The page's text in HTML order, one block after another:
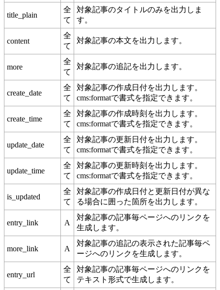
title_plain
全
て
対象記事のタイトルのみを出力しま
す。
content
全
て
対象記事の本文を出力します。
more
全
て
対象記事の追記を出力します。
create_date
全
て
対象記事の作成日付を出力します。
cms:formatで書式を指定できます。
create_time
全
て
対象記事の作成時刻を出力します。
cms:formatで書式を指定できます。
update_date
全
て
対象記事の更新日付を出力します。
cms:formatで書式を指定できます。
update_time
全
て
対象記事の更新時刻を出力します。
cms:formatで書式を指定できます。
is_updated
全
て
対象記事の作成日付と更新日付が異な
る場合に囲った箇所を出力します。
entry_link A
対象記事の記事毎ページへのリンクを
生成します。
more_link A
対象記事の追記の表示された記事毎ペ
ージへのリンクを生成します。
entry_url
全
て
対象記事の記事毎ページへのリンクを
テキスト形式で生成します。